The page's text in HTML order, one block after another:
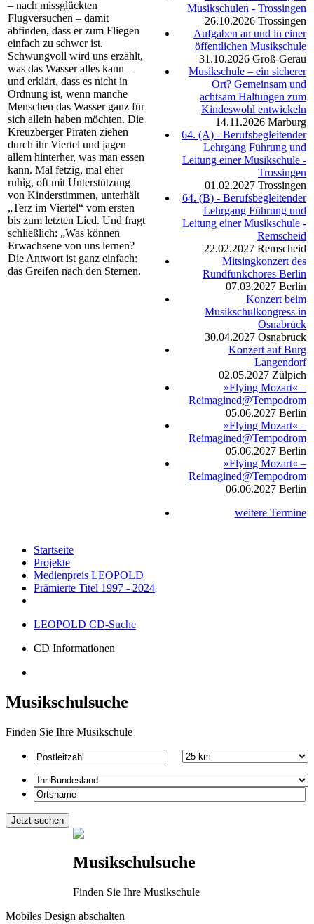
– nach missglückten
Flugversuchen – damit
abfinden, dass er zum Fliegen
einfach zu schwer ist.
Schwungvoll wird uns erzählt,
was das Wasser alles kann –
und erklärt, dass es nicht in
Ordnung ist, wenn manche
Menschen das Wasser ganz für
sich allein haben möchten. Die
Kreuzberger Piraten ziehen
durch ihr Viertel und jagen
allem hinterher, was man essen
kann. Mal fetzig, mal eher
ruhig, oft mit Unterstützung
von Kinderstimmen, unterhält
„Terz im Viertel“ vom ersten
bis zum letzten Lied. Und fragt
schließlich: „Was können
Erwachsene von uns lernen?
Die Antwort ist ganz einfach:
das Greifen nach den Sternen.
Musikschulen - Trossingen
26.10.2026 Trossingen
Aufgaben an und in einer
öffentlichen Musikschule
31.10.2026 Groß-Gerau
Musikschule – ein sicherer
Ort? Gemeinsam und
achtsam Haltungen zum
Kindeswohl entwickeln
14.11.2026 Marburg
64. (A) - Berufsbegleitender
Lehrgang Führung und
Leitung einer Musikschule -
Trossingen
01.02.2027 Trossingen
64. (B) - Berufsbegleitender
Lehrgang Führung und
Leitung einer Musikschule -
Remscheid
22.02.2027 Remscheid
Mitsingkonzert des
Rundfunkchores Berlin
07.03.2027 Berlin
Konzert beim
Musikschulkongress in
Osnabrück
30.04.2027 Osnabrück
Konzert auf Burg
Langendorf
02.05.2027 Zülpich
»Flying Mozart« –
Reimagined@Tempodrom
05.06.2027 Berlin
»Flying Mozart« –
Reimagined@Tempodrom
05.06.2027 Berlin
»Flying Mozart« –
Reimagined@Tempodrom
06.06.2027 Berlin
weitere Termine
Startseite
Projekte
Medienpreis LEOPOLD
Prämierte Titel 1997 - 2024
LEOPOLD CD-Suche
CD Informationen
Musikschulsuche
Finden Sie Ihre Musikschule
Musikschulsuche
Finden Sie Ihre Musikschule
Mobiles Design abschalten